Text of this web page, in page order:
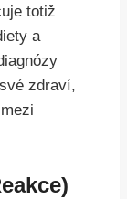
totiž
a
zdraví,
mezi